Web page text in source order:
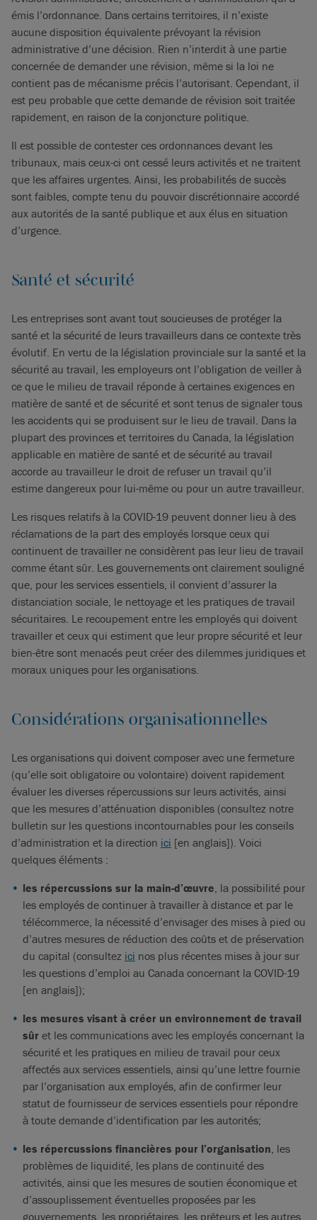
émis l’ordonnance. Dans certains territoires, il n’existe
aucune disposition équivalente prévoyant la révision
administrative d’une décision. Rien n’interdit à une partie
concernée de demander une révision, même si la loi ne
contient pas de mécanisme précis l’autorisant. Cependant, il
est peu probable que cette demande de révision soit traitée
rapidement, en raison de la conjoncture politique.
Il est possible de contester ces ordonnances devant les
tribunaux, mais ceux-ci ont cessé leurs activités et ne traitent
que les affaires urgentes. Ainsi, les probabilités de succès
sont faibles, compte tenu du pouvoir discrétionnaire accordé
aux autorités de la santé publique et aux élus en situation
d’urgence.
Santé et sécurité
Les entreprises sont avant tout soucieuses de protéger la
santé et la sécurité de leurs travailleurs dans ce contexte très
évolutif. En vertu de la législation provinciale sur la santé et la
sécurité au travail, les employeurs ont l’obligation de veiller à
ce que le milieu de travail réponde à certaines exigences en
matière de santé et de sécurité et sont tenus de signaler tous
les accidents qui se produisent sur le lieu de travail. Dans la
plupart des provinces et territoires du Canada, la législation
applicable en matière de santé et de sécurité au travail
accorde au travailleur le droit de refuser un travail qu’il
estime dangereux pour lui-même ou pour un autre travailleur.
Les risques relatifs à la COVID-19 peuvent donner lieu à des
réclamations de la part des employés lorsque ceux qui
continuent de travailler ne considèrent pas leur lieu de travail
comme étant sûr. Les gouvernements ont clairement souligné
que, pour les services essentiels, il convient d’assurer la
distanciation sociale, le nettoyage et les pratiques de travail
sécuritaires. Le recoupement entre les employés qui doivent
travailler et ceux qui estiment que leur propre sécurité et leur
bien-être sont menacés peut créer des dilemmes juridiques et
moraux uniques pour les organisations.
Considérations organisationnelles
Les organisations qui doivent composer avec une fermeture
(qu’elle soit obligatoire ou volontaire) doivent rapidement
évaluer les diverses répercussions sur leurs activités, ainsi
que les mesures d’atténuation disponibles (consultez notre
bulletin sur les questions incontournables pour les conseils
d’administration et la direction ici [en anglais]). Voici
quelques éléments :
les répercussions sur la main-d’œuvre, la possibilité pour
les employés de continuer à travailler à distance et par le
télécommerce, la nécessité d’envisager des mises à pied ou
d’autres mesures de réduction des coûts et de préservation
du capital (consultez ici nos plus récentes mises à jour sur
les questions d’emploi au Canada concernant la COVID-19
[en anglais]);
les mesures visant à créer un environnement de travail
sûr et les communications avec les employés concernant la
sécurité et les pratiques en milieu de travail pour ceux
affectés aux services essentiels, ainsi qu’une lettre fournie
par l’organisation aux employés, afin de confirmer leur
statut de fournisseur de services essentiels pour répondre
à toute demande d’identification par les autorités;
les répercussions financières pour l’organisation, les
problèmes de liquidité, les plans de continuité des
activités, ainsi que les mesures de soutien économique et
d’assouplissement éventuelles proposées par les
gouvernements, les propriétaires, les prêteurs et les autres